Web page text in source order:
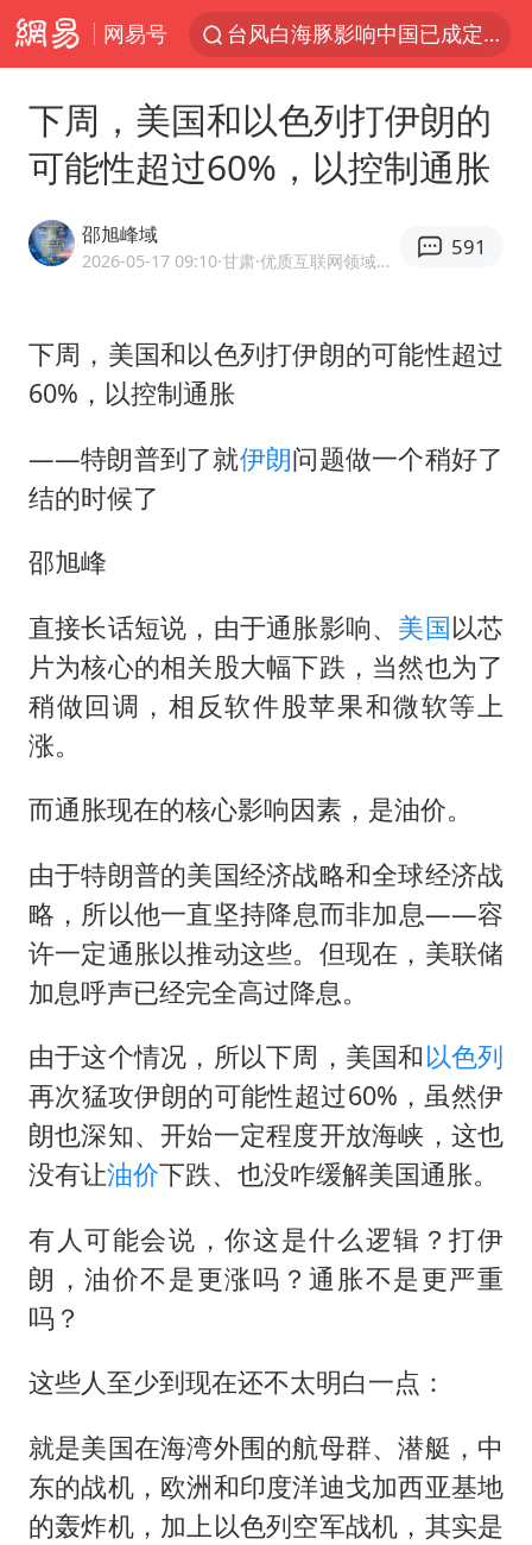
网易号
台风白海豚影响中国已成定局
昆明石林火把节
外交部发言人就广岛核爆81周年等答记者问
80后女柜员逆袭成4200亿银行副行长
感觉全东北都在等7号
扎哈罗娃批广岛市长不提美国原子弹
村民谈“梅姨”：叫的其实是“媒姨”
关之琳否认与27岁模特的恋情
把党建设得更加坚强有力
下周，美国和以色列打伊朗的
可能性超过60%，以控制通胀
邵旭峰域
2026-05-17 09:10·甘肃 ·优质互联网领域创作者
591
下周，美国和以色列打伊朗的可能性超过
60%，以控制通胀
——特朗普到了就伊朗问题做一个稍好了
结的时候了
邵旭峰
直接长话短说，由于通胀影响、 美国以芯
片为核心的相关股大幅下跌，当然也为了
稍做回调，相反软件股苹果和微软等上
涨。
而通胀现在的核心影响因素，是油价。
由于特朗普的美国经济战略和全球经济战
略，所以他一直坚持降息而非加息——容
许一定通胀以推动这些。但现在，美联储
加息呼声已经完全高过降息。
由于这个情况，所以下周，美国和以色列
再次猛攻伊朗的可能性超过60%，虽然伊
朗也深知、开始一定程度开放海峡，这也
没有让油价下跌、也没咋缓解美国通胀。
有人可能会说，你这是什么逻辑？打伊
朗，油价不是更涨吗？通胀不是更严重
吗？
这些人至少到现在还不太明白一点：
就是美国在海湾外围的航母群、潜艇，中
东的战机，欧洲和印度洋迪戈加西亚基地
的轰炸机，加上以色列空军战机，其实是